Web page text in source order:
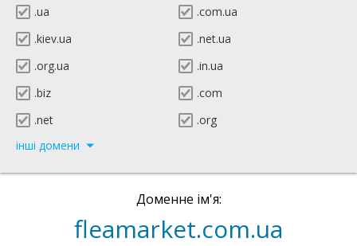
.ua
.com.ua
.kiev.ua
.net.ua
.org.ua
.in.ua
.biz
.com
.net
.org
інші домени
Доменне ім'я:
fleamarket.com.ua